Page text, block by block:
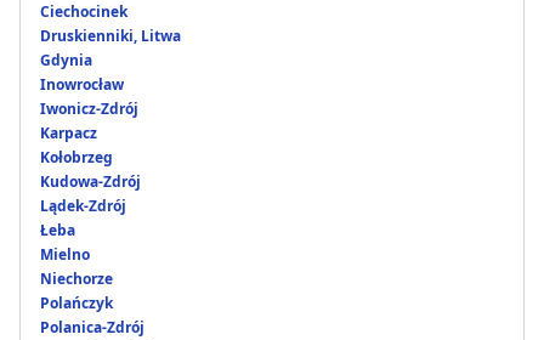
Ciechocinek
Druskienniki, Litwa
Gdynia
Inowrocław
Iwonicz-Zdrój
Karpacz
Kołobrzeg
Kudowa-Zdrój
Lądek-Zdrój
Łeba
Mielno
Niechorze
Polańczyk
Polanica-Zdrój